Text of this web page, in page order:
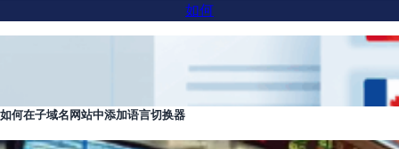
如何
如何在子域名网站中添加语言切换器